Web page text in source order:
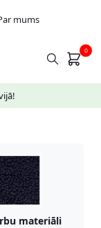
mums
0
materiāli